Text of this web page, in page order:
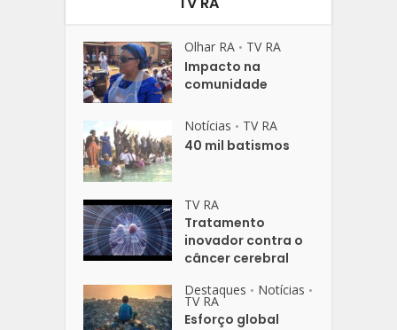
Olhar RA • TV RA
Impacto na
comunidade
Notícias • TV RA
40 mil batismos
TV RA
Tratamento
inovador contra o
câncer cerebral
Destaques • Notícias •
TV RA
Esforço global